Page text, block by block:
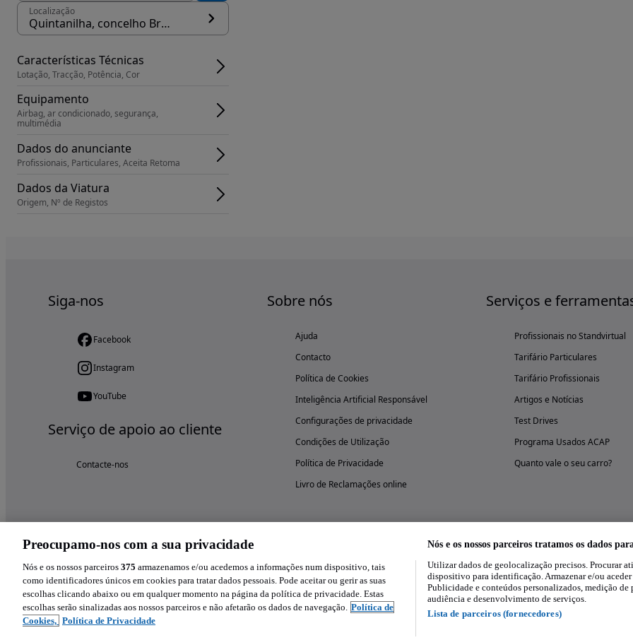
Localização
Quintanilha, concelho Bragança
Características Técnicas
Lotação, Tracção, Potência, Cor
Equipamento
Airbag, ar condicionado, segurança,
multimédia
Dados do anunciante
Profissionais, Particulares, Aceita Retoma
Dados da Viatura
Origem, Nº de Registos
Siga-nos
Facebook
Instagram
YouTube
Serviço de apoio ao cliente
Contacte-nos
Sobre nós
Ajuda
Contacto
Política de Cookies
Inteligência Artificial Responsável
Configurações de privacidade
Condições de Utilização
Política de Privacidade
Livro de Reclamações online
Serviços e
Profissionais no Standvirtual
Tarifário Particulares
Tarifário Profissionais
Artigos e Notícias
Test Drives
Programa Usados ACAP
Quanto vale o seu carro?
Experimenta a aplicação
Preocupamo-nos com a sua privacidade
Nós e os nossos parceiros 375 armazenamos e/ou acedemos a informações num dispositivo, tais
como identificadores únicos em cookies para tratar dados pessoais. Pode aceitar ou gerir as suas
escolhas clicando abaixo ou em qualquer momento na página da política de privacidade. Estas
escolhas serão sinalizadas aos nossos parceiros e não afetarão os dados de navegação. Política de
Cookies, Política de Privacidade
Nós e os nossos parceiros tratamos os dados
Utilizar dados de geolocalização precisos. Procurar
dispositivo para identificação. Armazenar e/ou
Publicidade e conteúdos personalizados, medição
audiência e desenvolvimento de serviços.
Lista de parceiros (fornecedores)